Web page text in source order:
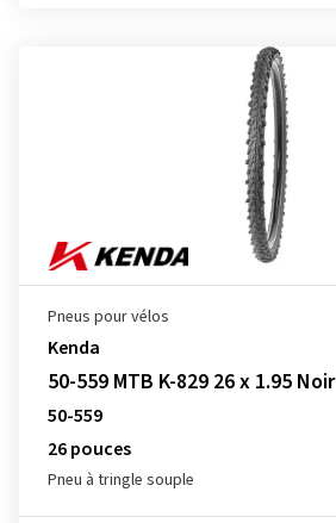
Pneus pour vélos
Kenda
50-559 MTB K-829 26 x 1.95 Noir
50-559
26 pouces
Pneu à tringle souple